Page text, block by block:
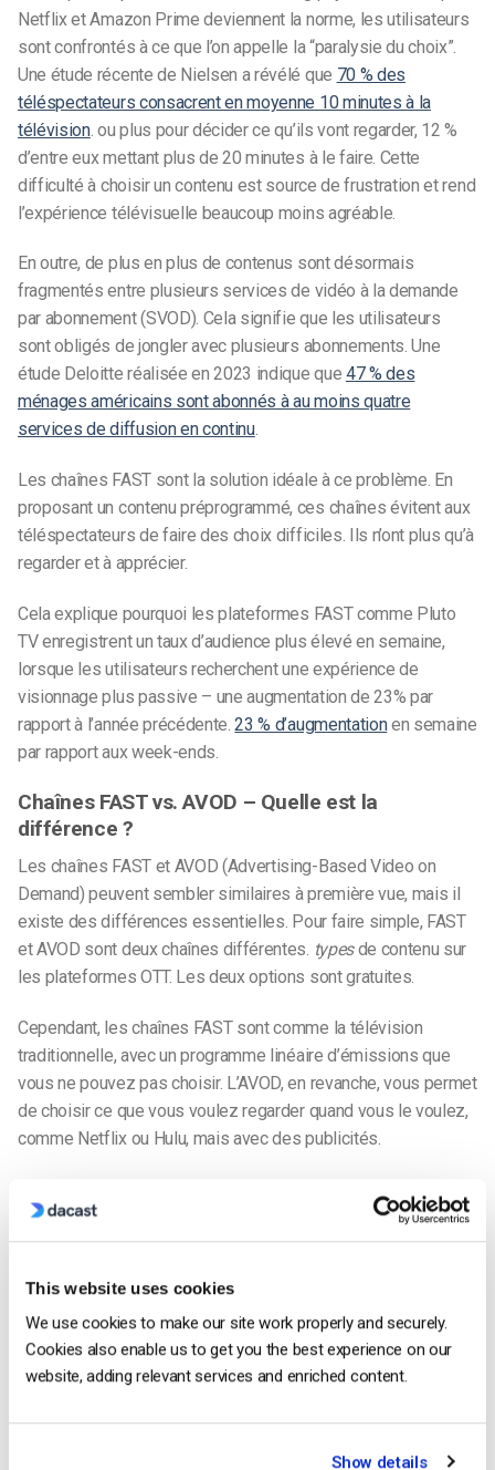
This website uses cookies
We use cookies to make our site work properly and securely.
Cookies also enable us to get you the best experience on our
website, adding relevant services and enriched content.
Show details
Netflix et Amazon Prime deviennent la norme, les utilisateurs
sont confrontés à ce que l’on appelle la “paralysie du choix”.
Une étude récente de Nielsen a révélé que 70 % des
téléspectateurs consacrent en moyenne 10 minutes à la
télévision. ou plus pour décider ce qu’ils vont regarder, 12 %
d’entre eux mettant plus de 20 minutes à le faire. Cette
difficulté à choisir un contenu est source de frustration et rend
l’expérience télévisuelle beaucoup moins agréable.
En outre, de plus en plus de contenus sont désormais
fragmentés entre plusieurs services de vidéo à la demande
par abonnement (SVOD). Cela signifie que les utilisateurs
sont obligés de jongler avec plusieurs abonnements. Une
étude Deloitte réalisée en 2023 indique que 47 % des
ménages américains sont abonnés à au moins quatre
services de diffusion en continu.
Les chaînes FAST sont la solution idéale à ce problème. En
proposant un contenu préprogrammé, ces chaînes évitent aux
téléspectateurs de faire des choix difficiles. Ils n’ont plus qu’à
regarder et à apprécier.
Cela explique pourquoi les plateformes FAST comme Pluto
TV enregistrent un taux d’audience plus élevé en semaine,
lorsque les utilisateurs recherchent une expérience de
visionnage plus passive – une augmentation de 23% par
rapport à l’année précédente.23 % d’augmentationen semaine
par rapport aux week-ends.
Chaînes FAST vs. AVOD – Quelle est la
différence ?
Les chaînes FAST et AVOD (Advertising-Based Video on
Demand) peuvent sembler similaires à première vue, mais il
existe des différences essentielles. Pour faire simple, FAST
et AVOD sont deux chaînes différentes. typesde contenu sur
les plateformes OTT. Les deux options sont gratuites.
Cependant, les chaînes FAST sont comme la télévision
traditionnelle, avec un programme linéaire d’émissions que
vous ne pouvez pas choisir. L’AVOD, en revanche, vous permet
de choisir ce que vous voulez regarder quand vous le voulez,
comme Netflix ou Hulu, mais avec des publicités.
contenus de niche, comme d’anciennes émissions de
télévision ou des genres spécifiques. Les chaînes AVOD
y compris des films et des séries télévisées plus récents.
Statistiques du canal FAST
Comment mettre en place une chaîne FAST sur
La mise en place d’un canal FAST s’accompagne de